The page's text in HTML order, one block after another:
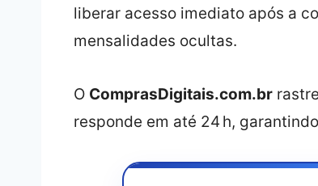
liberar acesso imediato após a
mensalidades ocultas.
O ComprasDigitais.com.br
responde em até 24 h,